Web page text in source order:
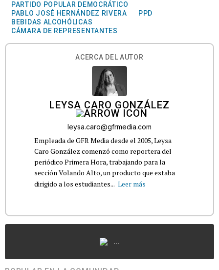
PARTIDO POPULAR DEMOCRÁTICO
PABLO JOSÉ HERNÁNDEZ RIVERA
PPD
BEBIDAS ALCOHÓLICAS
CÁMARA DE REPRESENTANTES
ACERCA DEL AUTOR
LEYSA CARO GONZÁLEZ
leysa.caro@gfrmedia.com
Empleada de GFR Media desde el 2005, Leysa
Caro González comenzó como reportera del
periódico Primera Hora, trabajando para la
sección Volando Alto, un producto que estaba
dirigido a los estudiantes... Leer más
...